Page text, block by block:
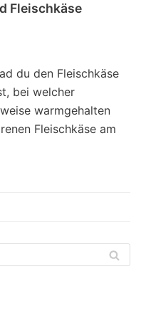
Fleischkäse
du den Fleischkäse
bei welcher
warmgehalten
Fleischkäse am